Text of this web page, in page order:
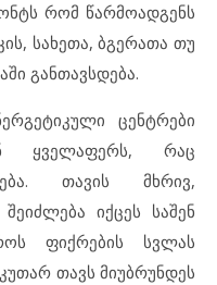
რომ წარმოადგენს
სახეთა, ბგერათა თუ
განთავსდება.
ცენტრები
ყველაფერს, რაც
თავის მხრივ,
იქცეს საშენ
ფიქრების სვლას
თავს მიუბრუნდეს